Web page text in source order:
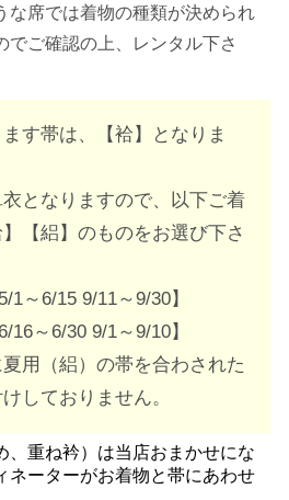
な席では着物の種類が決められ
でご確認の上、レンタル下さ
す帯は、【袷】となりま
となりますので、以下ご着
【絽】のものをお選び下さ
～6/15 9/11～9/30】
～6/30 9/1～9/10】
用（絽）の帯を合わされた
しておりません。
重ね衿）は当店おまかせにな
ネーターがお着物と帯にあわせ